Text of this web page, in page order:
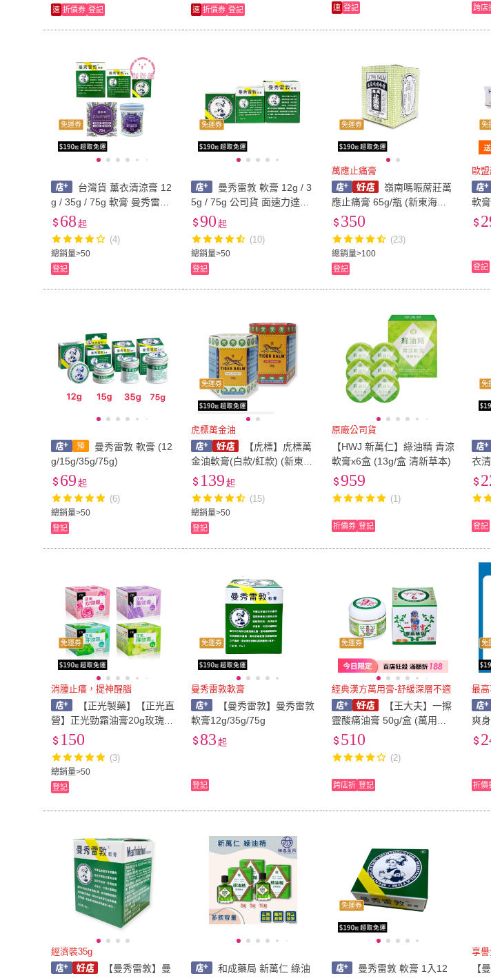
速 折價券 登記 速 折價券 登記 速 登記 跨店
免運券
台灣貨 薰衣清涼膏 12
g / 35g / 75g 軟膏 曼秀雷敦
薰衣草 清涼膏 小護士 面速
力達母 緩解搔癢
總銷量>50
68 起
(4)
登記
免運券
曼秀雷敦 軟膏 12g / 3
5g / 75g 公司貨 面速力達母
健而美生活廣場
總銷量>50
90 起
(10)
登記
免運券
萬應止痛膏
嶺南嗎㖘蓆莊萬
應止痛膏 65g/瓶 (新東海藥
局)
總銷量>100
350
(23)
登記
免
歐
軟
店面
登記
曼秀雷敦 軟膏 (12
g/15g/35g/75g)
總銷量>50
69 起
(6)
登記
免運券
虎標萬金油
【虎標】虎標萬
金油軟膏(白款/紅款) (新東海
藥局)
總銷量>50
139 起
(15)
登記
原廠公司貨
【HWJ 新萬仁】綠油精 青涼
軟膏x6盒 (13g/盒 清新草本)
959
(1)
折價券 登記
免
衣
局)
登記
免運券
消腫止癢，提神醒腦
【正光製藥】【正光直
營】正光勁霜油膏20g玫瑰
芬多精 薰衣草 檸檬 玫勁霜
成藥 止痛止癢
總銷量>50
150
(3)
登記
免運券
曼秀雷敦軟膏
【曼秀雷敦】曼秀雷敦
軟膏12g/35g/75g
83 起
登記
免運券
經典漢方萬用膏-舒緩深層不適
【王大夫】一擦
靈酸痛油膏 50g/盒 (萬用膏/
舒緩油膏/壹品藥局)
510
(2)
跨店折 登記
免
最
爽
折價
經濟裝35g
【曼秀雷敦】曼
和成藥局 新萬仁 綠油
免運券
曼秀雷敦 軟膏 1入12
享
【